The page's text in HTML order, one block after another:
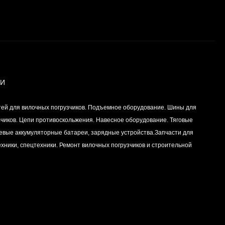
для вилочных погрузчиков. Подъемное оборудование. Шины для
Цепи противоскольжения. Навесное оборудование. Тяговые
аккумуляторные батареи, зарядные устройства.Запчасти для
спецтехники. Ремонт вилочных погрузчиков и строительной